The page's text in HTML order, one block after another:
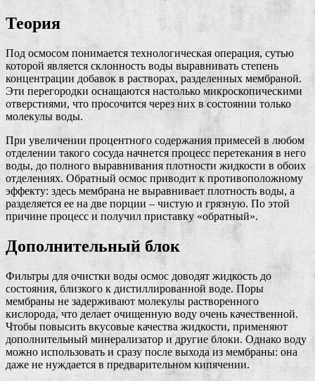
Теория
Под осмосом понимается технологическая операция, сутью
которой является склонность воды выравнивать степень
концентрации добавок в растворах, разделенных мембраной.
Эти перегородки оснащаются настолько микроскопическими
отверстиями, что просочится через них в состоянии только
молекулы воды.
При увеличении процентного содержания примесей в любом
отделении такого сосуда начнется процесс перетекания в него
воды, до полного выравнивания плотности жидкости в обоих
отделениях. Обратный осмос приводит к противоположному
эффекту: здесь мембрана не выравнивает плотность воды, а
разделяется ее на две порции – чистую и грязную. По этой
причине процесс и получил приставку «обратный».
Дополнительный блок
Фильтры для очистки воды осмос доводят жидкость до
состояния, близкого к дистиллированной воде. Поры
мембраны не задерживают молекулы растворенного
кислорода, что делает очищенную воду очень качественной.
Чтобы повысить вкусовые качества жидкости, применяют
дополнительный минерализатор и другие блоки. Однако воду
можно использовать и сразу после выхода из мембраны: она
даже не нуждается в предварительном кипячении.